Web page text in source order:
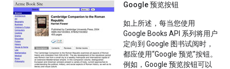
Google 预览按钮
如上所述，每当您使用
Google Books API 系列将用户
定向到 Google 图书试阅时，
都应使用“Google 预览”按钮。
例如，Google 预览按钮可以